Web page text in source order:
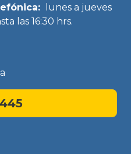
lunes a jueves
las 16:30 hrs.